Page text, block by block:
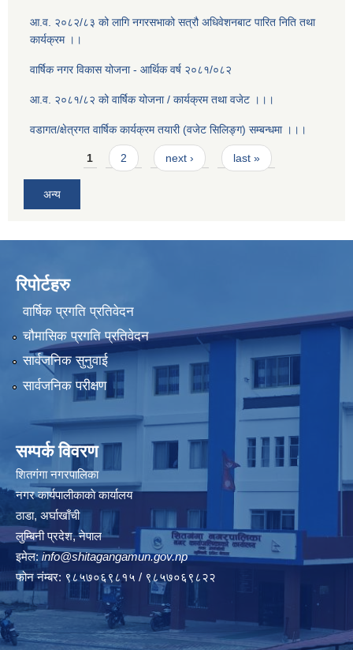
आ.व. २०८२/८३ को लागि नगरसभाको सत्रौ अधिवेशनबाट पारित निति तथा
कार्यक्रम ।।
वार्षिक नगर विकास योजना - आर्थिक वर्ष २०८१/०८२
आ.व. २०८१/८२ को वार्षिक योजना / कार्यक्रम तथा वजेट ।।।
वडागत/क्षेत्रगत वार्षिक कार्यक्रम तयारी (वजेट सिलिङ्ग) सम्बन्धमा ।।।
Pages1 2 next › last »
अन्य
रिपोर्टहरु
वार्षिक प्रगति प्रतिवेदन
चौमासिक प्रगति प्रतिवेदन
सार्वजनिक सुनुवाई
सार्वजनिक परीक्षण
सम्पर्क विवरण
शितगंगा नगरपालिका
नगर कार्यपालीकाकाे कार्यालय
ठाडा, अर्घाखाँची
लुम्बिनी प्रदेश, नेपाल
इमेल: info@shitagangamun.gov.np
फोन नंम्बर: ९८५७०६९८१५ / ९८५७०६९८२२